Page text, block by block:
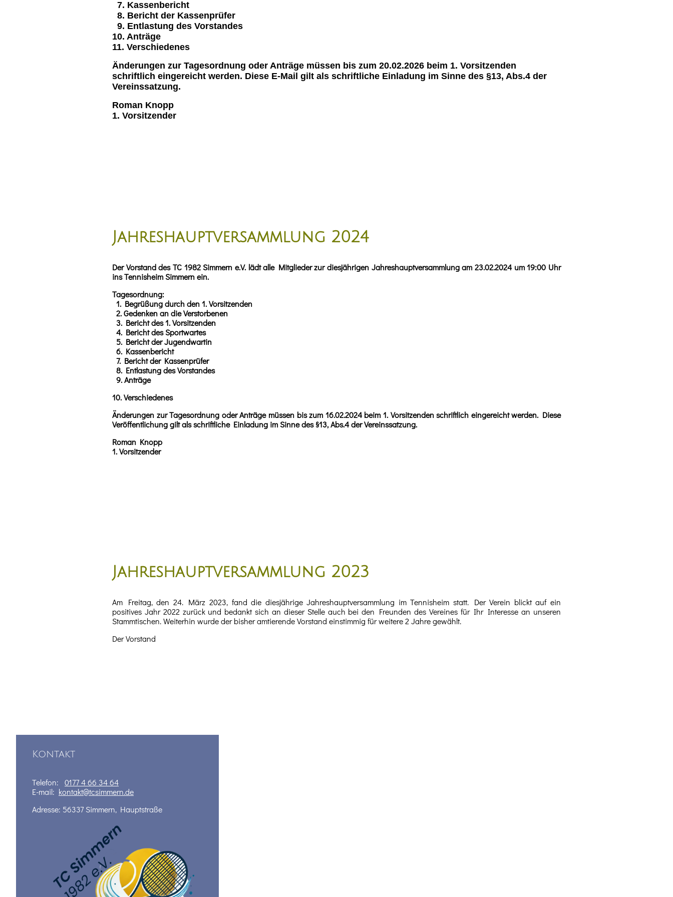
7. Kassenbericht
8. Bericht der Kassenprüfer
9. Entlastung des Vorstandes
10. Anträge
11. Verschiedenes
Änderungen zur Tagesordnung oder Anträge müssen bis zum 20.02.2026 beim 1. Vorsitzenden
schriftlich eingereicht werden. Diese E-Mail gilt als schriftliche Einladung im Sinne des §13, Abs.4 der
Vereinssatzung.
Roman Knopp
1. Vorsitzender
Jahreshauptversammlung 2024
Der Vorstand des TC 1982 Simmern e.V. lädt alle Mitglieder zur diesjährigen Jahreshauptversammlung am 23.02.2024 um 19:00 Uhr
ins Tennisheim Simmern ein.
Tagesordnung:
1. Begrüßung durch den 1. Vorsitzenden
2. Gedenken an die Verstorbenen
3. Bericht des 1. Vorsitzenden
4. Bericht des Sportwartes
5. Bericht der Jugendwartin
6. Kassenbericht
7. Bericht der Kassenprüfer
8. Entlastung des Vorstandes
9. Anträge
10. Verschiedenes
Änderungen zur Tagesordnung oder Anträge müssen bis zum 16.02.2024 beim 1. Vorsitzenden schriftlich eingereicht werden. Diese
Veröffentlichung gilt als schriftliche Einladung im Sinne des §13, Abs.4 der Vereinssatzung.
Roman Knopp
1. Vorsitzender
Jahreshauptversammlung 2023
Am Freitag, den 24. März 2023, fand die diesjährige Jahreshauptversammlung im Tennisheim statt. Der Verein blickt auf ein
positives Jahr 2022 zurück und bedankt sich an dieser Stelle auch bei den Freunden des Vereines für Ihr Interesse an unseren
Stammtischen. Weiterhin wurde der bisher amtierende Vorstand einstimmig für weitere 2 Jahre gewählt.
Der Vorstand
Kontakt
Telefon: 0177 4 66 34 64
E-mail: kontakt@tcsimmern.de
Adresse: 56337 Simmern, Hauptstraße